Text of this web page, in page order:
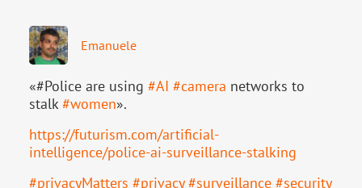
Emanuele
«#Police are using #AI #camera networks to
stalk#women».
https://futurism.com/artificial-
intelligence/police-ai-surveillance-stalking
#privacyMatters #privacy #surveillance #security